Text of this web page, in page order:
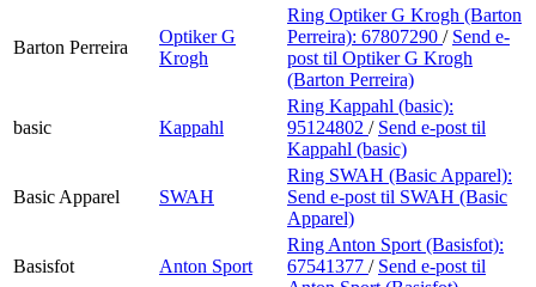
Barton Perreira
Optiker G
Krogh
Ring Optiker G Krogh (Barton
Perreira): 67807290 / Send e-
post til Optiker G Krogh
(Barton Perreira)
basic Kappahl
Ring Kappahl (basic):
95124802 / Send e-post til
Kappahl (basic)
Basic Apparel SWAH
Ring SWAH (Basic Apparel):
Send e-post til SWAH (Basic
Apparel)
Basisfot Anton Sport
Ring Anton Sport (Basisfot):
67541377 / Send e-post til